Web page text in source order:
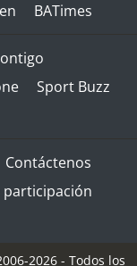
BATimes
Sport Buzz
Contáctenos
participación
2026 - Todos los